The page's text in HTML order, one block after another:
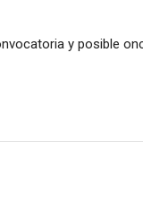
y posible